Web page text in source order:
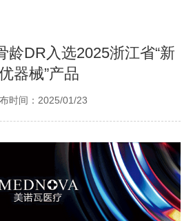
龄DR入选2025浙江省“新
器械”产品
时间：2025/01/23